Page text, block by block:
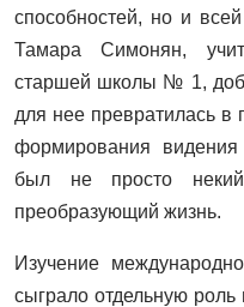
способностей, но и
Тамара Симонян,
старшей школы № 1,
для нее превратилась
формирования
был не просто
преобразующий жизнь.
Изучение
сыграло отдельную